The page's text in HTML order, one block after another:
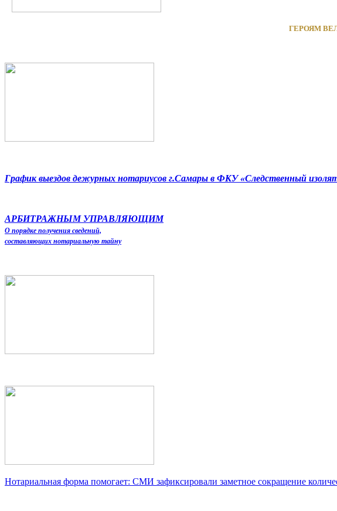
ГЕРОЯМ
График выездов дежурных нотариусов г.Самары в ФКУ «Следственный
АРБИТРАЖНЫМ УПРАВЛЯЮЩИМ
О порядке получения сведений,
составляющих нотариальную тайну
Нотариальная форма помогает: СМИ зафиксировали заметное сокращение